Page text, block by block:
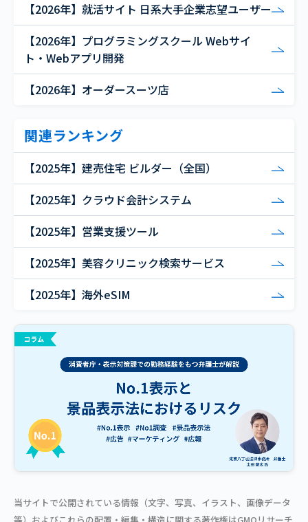
【2026年】就活サイト 日系大手企業志望ユーザー
【2026年】プログラミングスクール Webサイ
ト・Webアプリ開発
【2026年】オーダースーツ店
関連ランキング
【2025年】建売住宅 ビルダー（全国）
【2025年】クラウド会計システム
【2025年】営業支援ツール
【2025年】美容クリニック検索サービス
【2025年】海外eSIM
当サイトで公開されている情報（文字、写真、イラスト、画像データ